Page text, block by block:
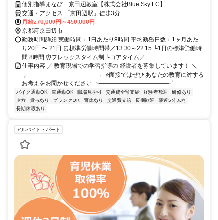
個別指導まなび 京田辺教室【株式会社Blue Sky FC】
交通・アクセス 「京田辺駅」徒歩3分
月給270,000円～450,000円
京都府京田辺市
勤務時間詳細 実働時間：1日あたり8時間 平均勤務日数：1ヶ月あた
り20日 〜 21日 ⏰標準労働時間帯／13:30～22:15 └1日の標準労働時
間 8時間 ⏰フレックスタイム制 └コアタイム／...
仕事内容 ／ 教育現場での学習指導の 経験者を募集しています！ ＼
╭――――――――――――╮ ⭐面接ではぜひ あなたの教育に対する
お考えをお聞かせください ╰――――――――――――╯ ...
バイク通勤OK 車通勤OK 職場見学可 交通費全額支給 経験者歓迎
研修あり
夕方
賞与あり ブランクOK 育休あり 交通費支給 長期歓迎
駅近5分以内
長期休暇あり
アルバイト・パート